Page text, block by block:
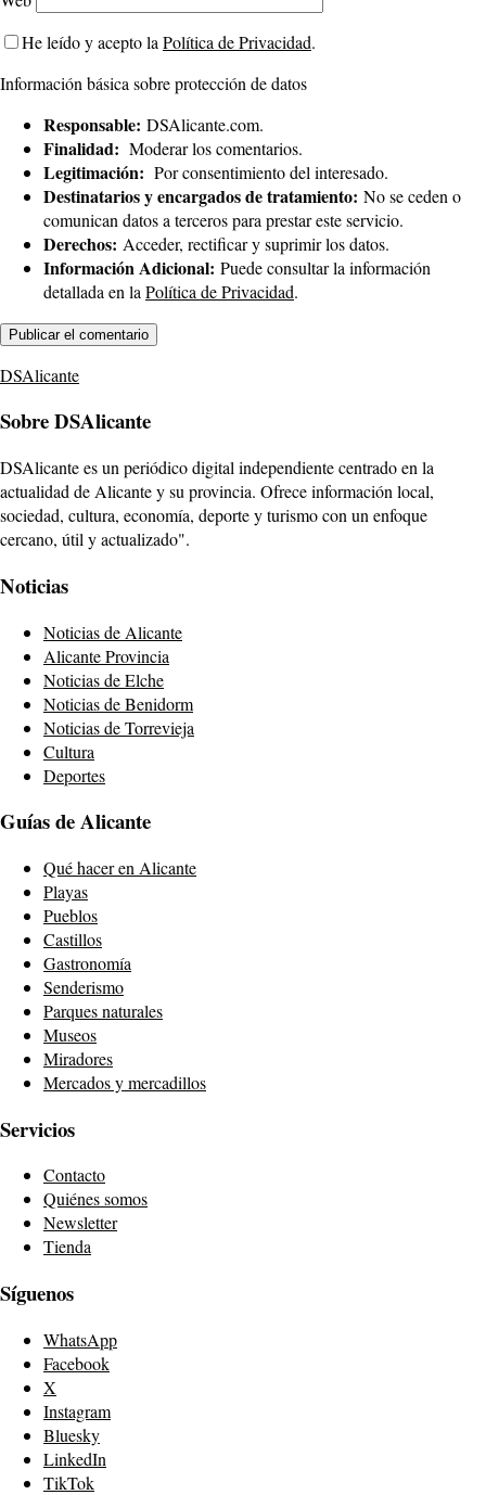
He leído y acepto la Política de Privacidad.
Información básica sobre protección de datos
Responsable: DSAlicante.com.
Finalidad: Moderar los comentarios.
Legitimación: Por consentimiento del interesado.
Destinatarios y encargados de tratamiento: No se ceden o
comunican datos a terceros para prestar este servicio.
Derechos: Acceder, rectificar y suprimir los datos.
Información Adicional: Puede consultar la información
detallada en la Política de Privacidad.
DSAlicante
Sobre DSAlicante
DSAlicante es un periódico digital independiente centrado en la
actualidad de Alicante y su provincia. Ofrece información local,
sociedad, cultura, economía, deporte y turismo con un enfoque
cercano, útil y actualizado".
Noticias
Noticias de Alicante
Alicante Provincia
Noticias de Elche
Noticias de Benidorm
Noticias de Torrevieja
Cultura
Deportes
Guías de Alicante
Qué hacer en Alicante
Playas
Pueblos
Castillos
Gastronomía
Senderismo
Parques naturales
Museos
Miradores
Mercados y mercadillos
Servicios
Contacto
Quiénes somos
Newsletter
Tienda
Síguenos
WhatsApp
Facebook
X
Instagram
Bluesky
LinkedIn
TikTok